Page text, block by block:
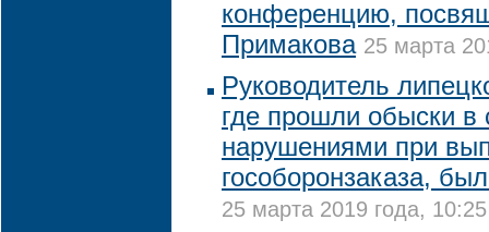
конференцию,
Примакова 25 марта
Руководитель
где прошли обыски в
нарушениями при
гособоронзаказа,
25 марта 2019 года, 10:25